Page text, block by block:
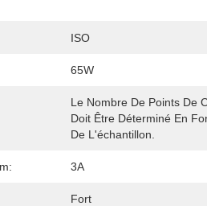
ISO
65W
Le Nombre De Points De
Doit Être Déterminé En
De L'échantillon.
3A
Fort